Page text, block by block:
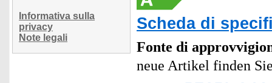
Informativa sulla
privacy
Note legali
Scheda di
Fonte di
neue Artikel finden